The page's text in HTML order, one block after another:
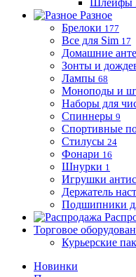
Шлейфы
Разное
Брелоки 177
Все для Sim 17
Домашние
Зонты и
Лампы 68
Моноподы и
Наборы для
Спиннеры 9
Спортивные
Стилусы 24
Фонари 16
Шнурки 1
Игрушки
Держатель
Подшипники
Торговое
Курьерские
Новинки